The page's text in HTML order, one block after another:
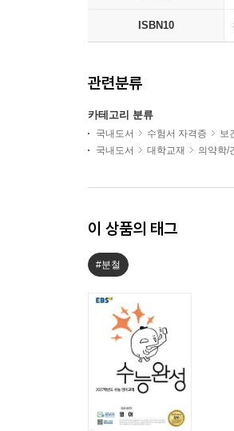
ISBN10
관련분류
카테고리 분류
국내도서 수험서 자격증 보
국내도서
대학교재 의약학/
이 상품의 태그
#분철